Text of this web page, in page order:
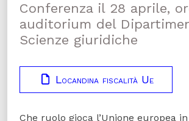
Conferenza il 28 aprile,
auditorium del
Scienze giuridiche
Locandina fiscalità Ue
Che ruolo gioca l’Unione europea